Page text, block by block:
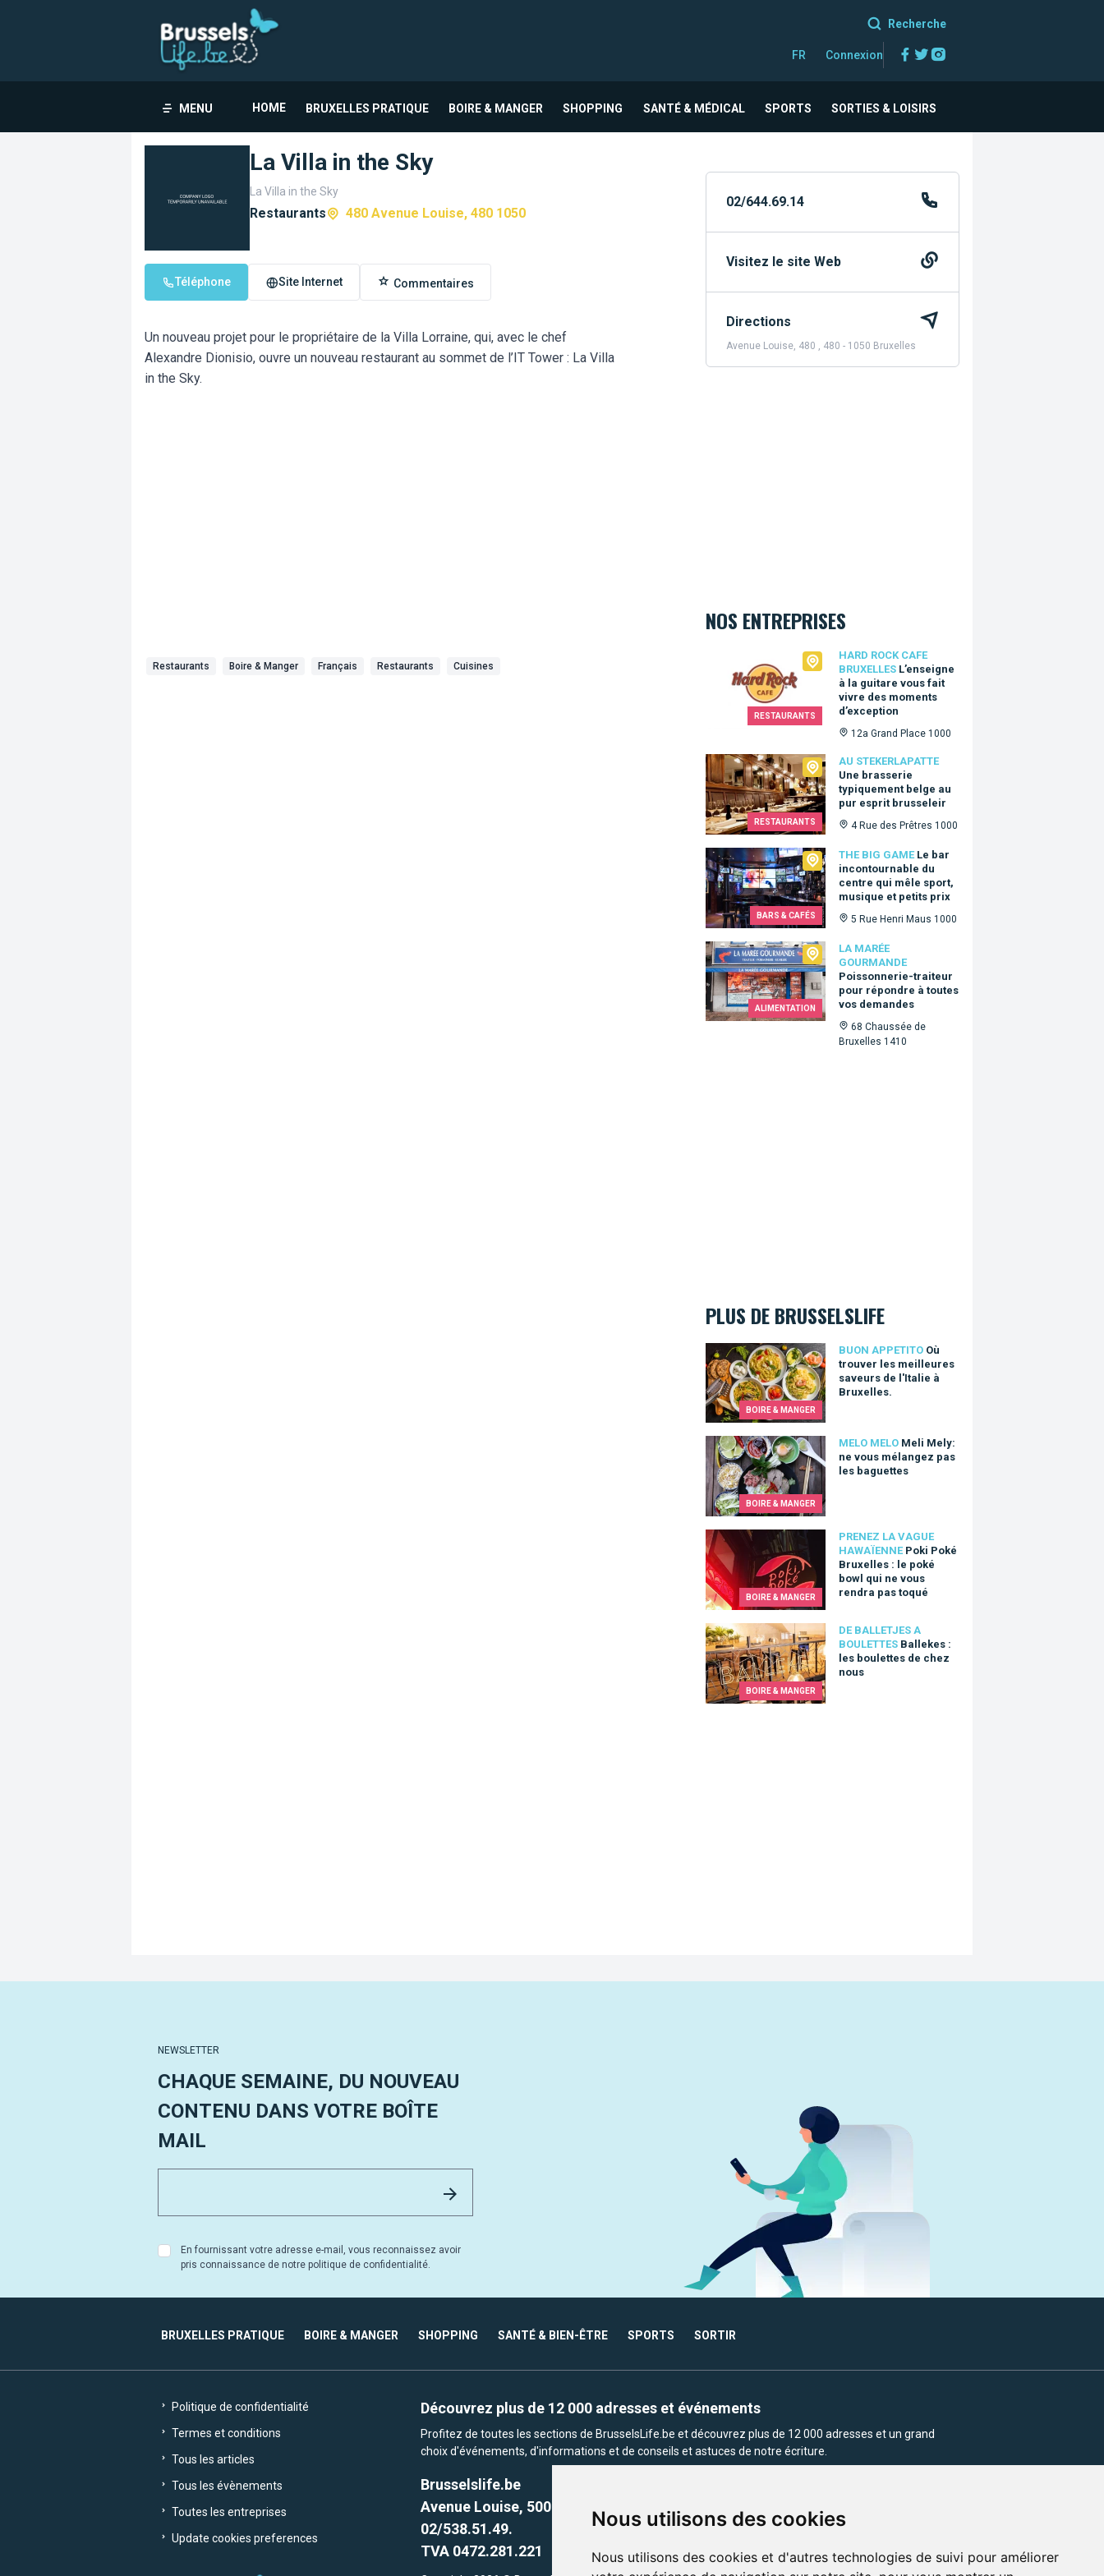
Nous utilisons des cookies
Nous utilisons des cookies et d'autres technologies de suivi pour améliorer
Recherche
FR Connexion Facebook
Twitter
MENU HOME BRUXELLES PRATIQUE BOIRE & MANGER SHOPPING SANTÉ & MÉDICAL SPORTS SORTIES & LOISIRS
La Villa in the Sky
La Villa in the Sky
Restaurants 480 Avenue Louise, 480 1050
Téléphone Site Internet Commentaires
Un nouveau projet pour le propriétaire de la Villa Lorraine, qui, avec le chef
Alexandre Dionisio, ouvre un nouveau restaurant au sommet de l’IT Tower : La Villa
in the Sky.
Restaurants Boire & Manger Français Restaurants Cuisines
02/644.69.14
Visitez le site Web
Directions
Avenue Louise, 480 , 480 - 1050 Bruxelles
NOS ENTREPRISES
RESTAURANTS
HARD ROCK CAFE
BRUXELLES L’enseigne
à la guitare vous fait
vivre des moments
d’exception
12a Grand Place 1000
Hard Rock Cafe Bruxelles
RESTAURANTS
AU STEKERLAPATTE
Une brasserie
typiquement belge au
pur esprit brusseleir
4 Rue des Prêtres 1000
Au Stekerlapatte
BARS & CAFÉS
THE BIG GAME Le bar
incontournable du
centre qui mêle sport,
musique et petits prix
5 Rue Henri Maus 1000
The Big Game
ALIMENTATION
LA MARÉE
GOURMANDE
Poissonnerie-traiteur
pour répondre à toutes
vos demandes
68 Chaussée de
Bruxelles 1410
La Marée Gourmande
PLUS DE BRUSSELSLIFE
BOIRE & MANGER
BUON APPETITO Où
trouver les meilleures
saveurs de l'Italie à
Bruxelles.
Où trouver les meilleures saveurs de l'Italie à Bruxelles.
BOIRE & MANGER
MELO MELO Meli Mely:
ne vous mélangez pas
les baguettes
Meli Mely: ne vous mélangez pas les baguettes
BOIRE & MANGER
PRENEZ LA VAGUE
HAWAÏENNE Poki Poké
Bruxelles : le poké
bowl qui ne vous
rendra pas toqué
Poki Poké Bruxelles : le poké bowl qui ne vous rendra pas toqué
BOIRE & MANGER
DE BALLETJES A
BOULETTES Ballekes :
les boulettes de chez
nous
Ballekes : les boulettes de chez nous
NEWSLETTER
CHAQUE SEMAINE, DU NOUVEAU
CONTENU DANS VOTRE BOÎTE
MAIL
En fournissant votre adresse e-mail, vous reconnaissez avoir
pris connaissance de notre politique de confidentialité.
BRUXELLES PRATIQUE BOIRE & MANGER SHOPPING SANTÉ & BIEN-ÊTRE SPORTS SORTIR
Politique de confidentialité
Termes et conditions
Tous les articles
Tous les évènements
Toutes les entreprises
Update cookies preferences
Découvrez plus de 12 000 adresses et événements
Profitez de toutes les sections de BrusselsLife.be et découvrez plus de 12 000 adresses et un grand
choix d'événements, d'informations et de conseils et astuces de notre écriture.
Brusselslife.be
Avenue Louise, 500 -1050 Ixelles, Brussels,
02/538.51.49.
TVA 0472.281.221